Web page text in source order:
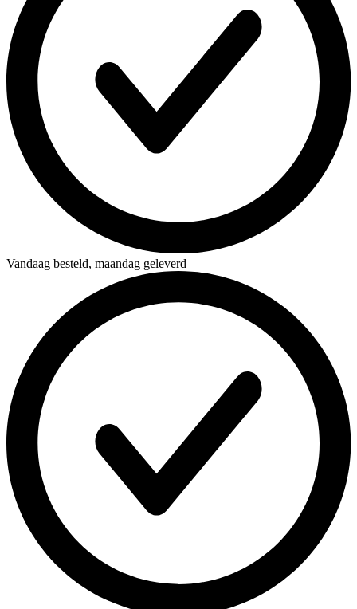
Vandaag besteld, maandag geleverd